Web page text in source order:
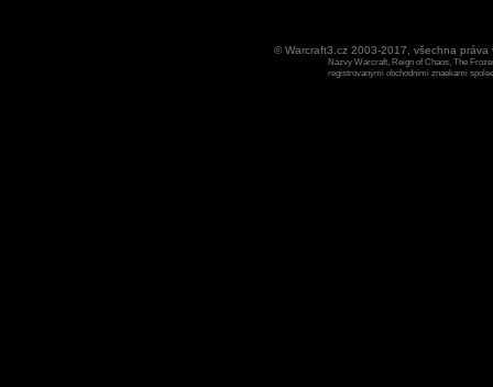
© Warcraft3.cz 2003-2017, všechna
Názvy Warcraft, Reign of Chaos, The
registrovanými obchodními znaekami